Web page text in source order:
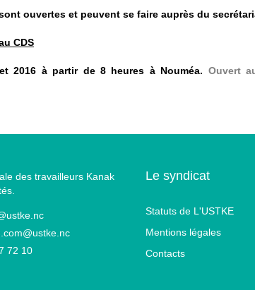
ouvertes et peuvent se faire auprès du
CDS
2016 à partir de 8 heures à Nouméa. Ouvert
des travailleurs Kanak
72 10
Le syndicat
Statuts de L'USTKE
Mentions légales
Contacts